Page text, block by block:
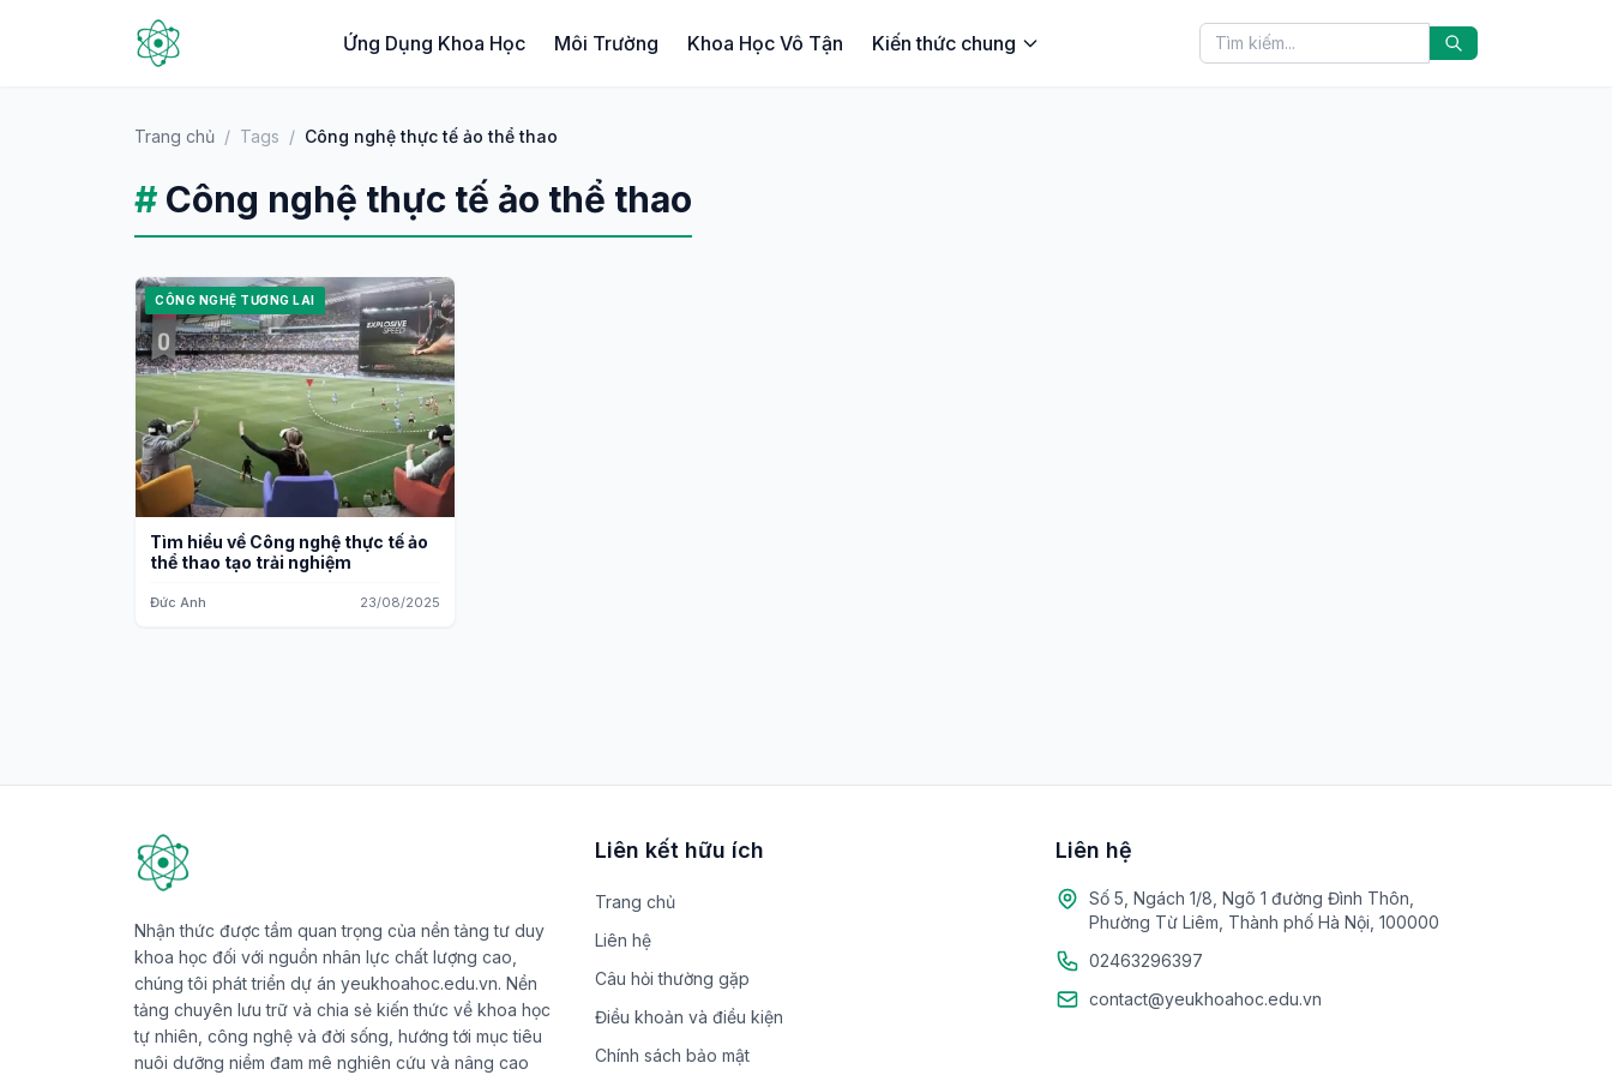
Ứng Dụng Khoa Học Môi Trường Khoa Học Vô Tận Kiến thức chung
Trang chủ / Tags / Công nghệ thực tế ảo thể thao
# Công nghệ thực tế ảo thể thao
CÔNG NGHỆ TƯƠNG LAI
Tìm hiểu về Công nghệ thực tế ảo
thể thao tạo trải nghiệm
Đức Anh 23/08/2025
Nhận thức được tầm quan trọng của nền tảng tư duy
khoa học đối với nguồn nhân lực chất lượng cao,
chúng tôi phát triển dự án yeukhoahoc.edu.vn. Nền
tảng chuyên lưu trữ và chia sẻ kiến thức về khoa học
tự nhiên, công nghệ và đời sống, hướng tới mục tiêu
nuôi dưỡng niềm đam mê nghiên cứu và nâng cao
Liên kết hữu ích
Trang chủ
Liên hệ
Câu hỏi thường gặp
Điều khoản và điều kiện
Chính sách bảo mật
Liên hệ
Số 5, Ngách 1/8, Ngõ 1 đường Đình Thôn,
Phường Từ Liêm, Thành phố Hà Nội, 100000
02463296397
contact@yeukhoahoc.edu.vn